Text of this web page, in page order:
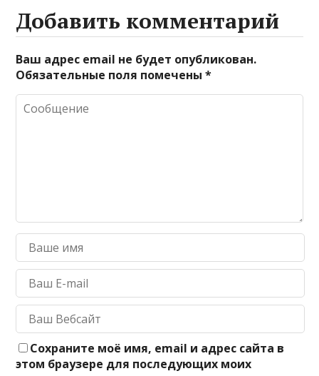
Добавить комментарий
Ваш адрес email не будет опубликован.
Обязательные поля помечены*
Сохраните моё имя, email и адрес сайта в
этом браузере для последующих моих